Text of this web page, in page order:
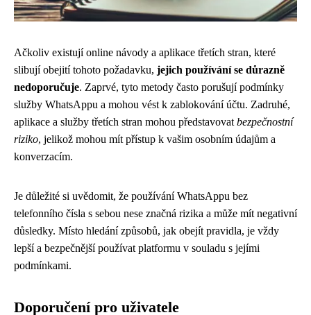
Ačkoliv existují online návody a aplikace třetích stran, které
slibují obejití tohoto požadavku, jejich používání se důrazně
nedoporučuje. Zaprvé, tyto metody často porušují podmínky
služby WhatsAppu a mohou vést k zablokování účtu. Zadruhé,
aplikace a služby třetích stran mohou představovat bezpečnostní
riziko, jelikož mohou mít přístup k vašim osobním údajům a
konverzacím.
Je důležité si uvědomit, že používání WhatsAppu bez
telefonního čísla s sebou nese značná rizika a může mít negativní
důsledky. Místo hledání způsobů, jak obejít pravidla, je vždy
lepší a bezpečnější používat platformu v souladu s jejími
podmínkami.
Doporučení pro uživatele